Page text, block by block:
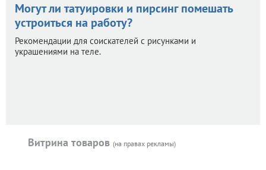
Могут ли татуировки и пирсинг помешать
устроиться на работу?
Рекомендации для соискателей с рисунками и
украшениями на теле.
Витрина товаров (на правах рекламы)